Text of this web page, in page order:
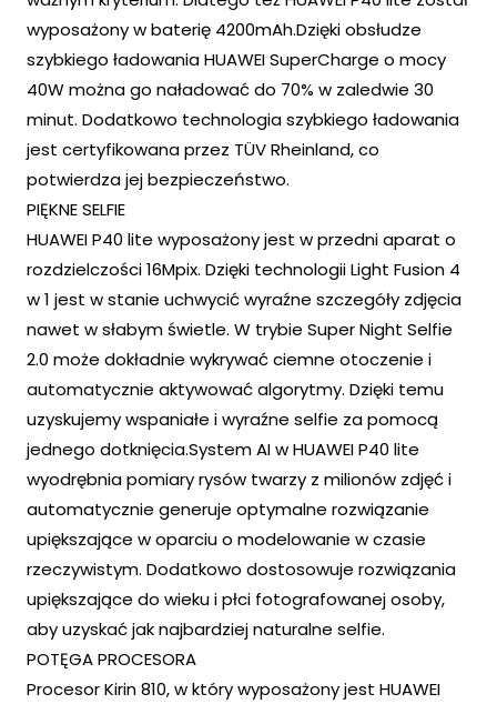
wyposażony w baterię 4200mAh.Dzięki obsłudze
szybkiego ładowania HUAWEI SuperCharge o mocy
40W można go naładować do 70% w zaledwie 30
minut. Dodatkowo technologia szybkiego ładowania
jest certyfikowana przez TÜV Rheinland, co
potwierdza jej bezpieczeństwo.
PIĘKNE SELFIE
HUAWEI P40 lite wyposażony jest w przedni aparat o
rozdzielczości 16Mpix. Dzięki technologii Light Fusion 4
w 1 jest w stanie uchwycić wyraźne szczegóły zdjęcia
nawet w słabym świetle. W trybie Super Night Selfie
2.0 może dokładnie wykrywać ciemne otoczenie i
automatycznie aktywować algorytmy. Dzięki temu
uzyskujemy wspaniałe i wyraźne selfie za pomocą
jednego dotknięcia.System AI w HUAWEI P40 lite
wyodrębnia pomiary rysów twarzy z milionów zdjęć i
automatycznie generuje optymalne rozwiązanie
upiększające w oparciu o modelowanie w czasie
rzeczywistym. Dodatkowo dostosowuje rozwiązania
upiększające do wieku i płci fotografowanej osoby,
aby uzyskać jak najbardziej naturalne selfie.
POTĘGA PROCESORA
Procesor Kirin 810, w który wyposażony jest HUAWEI